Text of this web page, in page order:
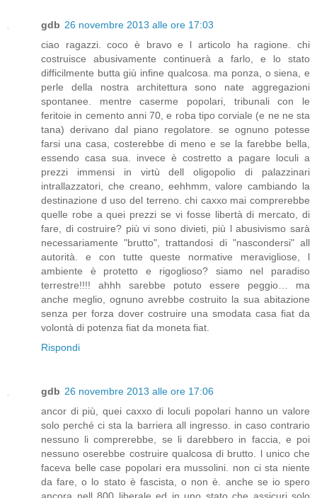
gdb 26 novembre 2013 alle ore 17:03
ciao ragazzi. coco è bravo e l articolo ha ragione. chi
costruisce abusivamente continuerà a farlo, e lo stato
difficilmente butta giù infine qualcosa. ma ponza, o siena, e
perle della nostra architettura sono nate aggregazioni
spontanee. mentre caserme popolari, tribunali con le
feritoie in cemento anni 70, e roba tipo corviale (e ne ne sta
tana) derivano dal piano regolatore. se ognuno potesse
farsi una casa, costerebbe di meno e se la farebbe bella,
essendo casa sua. invece è costretto a pagare loculi a
prezzi immensi in virtù dell oligopolio di palazzinari
intrallazzatori, che creano, eehhmm, valore cambiando la
destinazione d uso del terreno. chi caxxo mai comprerebbe
quelle robe a quei prezzi se vi fosse libertà di mercato, di
fare, di costruire? più vi sono divieti, più l abusivismo sarà
necessariamente "brutto", trattandosi di "nascondersi" all
autorità. e con tutte queste normative meravigliose, l
ambiente è protetto e rigoglioso? siamo nel paradiso
terrestre!!!! ahhh sarebbe potuto essere peggio… ma
anche meglio, ognuno avrebbe costruito la sua abitazione
senza per forza dover costruire una smodata casa fiat da
volontà di potenza fiat da moneta fiat.
Rispondi
gdb 26 novembre 2013 alle ore 17:06
ancor di più, quei caxxo di loculi popolari hanno un valore
solo perché ci sta la barriera all ingresso. in caso contrario
nessuno li comprerebbe, se li darebbero in faccia, e poi
nessuno oserebbe costruire qualcosa di brutto. l unico che
faceva belle case popolari era mussolini. non ci sta niente
da fare, o lo stato è fascista, o non è. anche se io spero
ancora nell 800 liberale ed in uno stato che assicuri solo